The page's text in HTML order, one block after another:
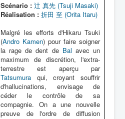
Scénario : 辻 真先 (Tsuji Masaki)
Réalisation : 折田 至 (Orita Itaru)
Malgré les efforts d'Hikaru Tsuki
(Andro Kamen) pour faire soigner
la rage de dent de Bal avec un
maximum de discrétion, l'extra-
terrestre est aperçu par
Tatsumura qui, croyant souffrir
d'hallucinations, envisage de
céder le contrôle de sa
compagnie. On a une nouvelle
preuve de l'ordre de diffusion